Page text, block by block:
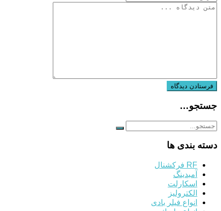
جستجو…
دسته بندی ها
RF فرکشنال
آمبدینگ
اسکارلت
الکترولیز
انواع فیلر بادی